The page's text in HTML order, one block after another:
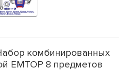
комбинированных
EMTOP 8 предметов